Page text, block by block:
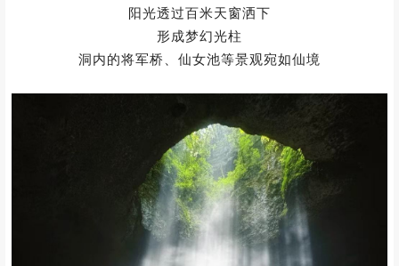
这里集天坑、瓮形竖洞、天生桥
三绝于一体
穿过烟云洞的钟乳石群